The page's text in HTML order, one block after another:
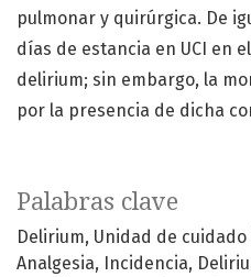
Palabras clave
Delirium Unidad de
Analgesia
Incidencia
pulmonar y quirúrgica. De
días de estancia en UCI en
delirium; sin embargo, la
por la presencia de dicha